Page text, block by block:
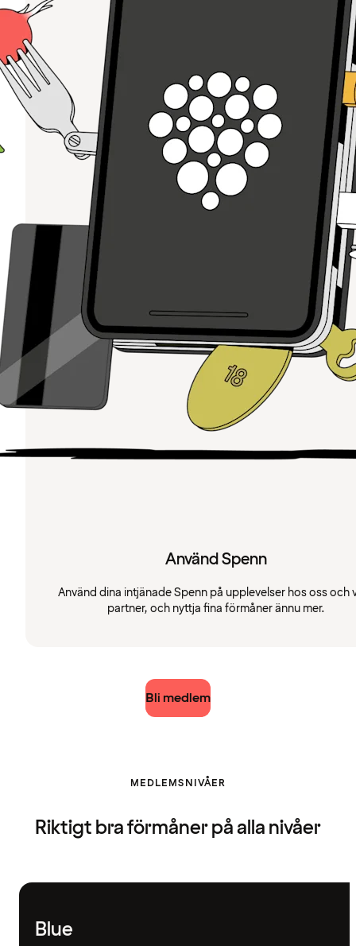
Använd Spenn
Använd dina intjänade Spenn på upplevelser hos oss och
partner, och nyttja fina förmåner ännu mer.
Bli medlem
MEDLEMSNIVÅER
Riktigt bra förmåner på alla nivåer
Blue